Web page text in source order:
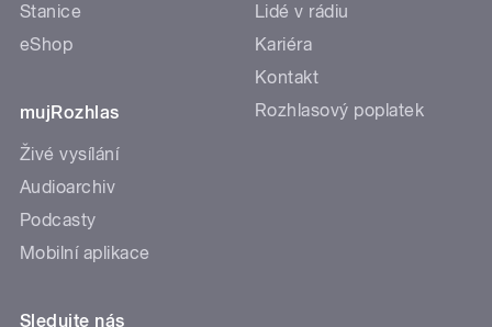
Stanice
eShop
mujRozhlas
Živé vysílání
Audioarchiv
Podcasty
Mobilní aplikace
Lidé v rádiu
Kariéra
Kontakt
Rozhlasový poplatek
Sledujte nás